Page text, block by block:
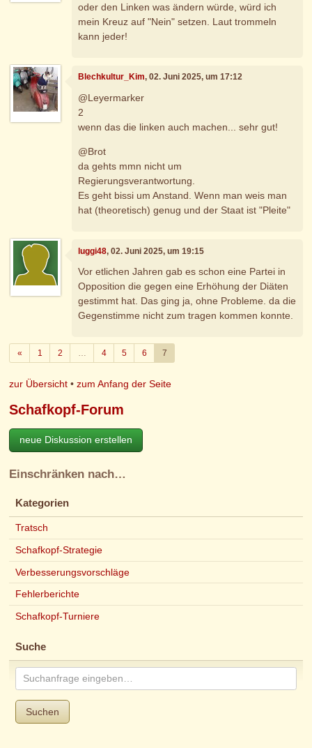
oder den Linken was ändern würde, würd ich
mein Kreuz auf "Nein" setzen. Laut trommeln
kann jeder!
Blechkultur_Kim, 02. Juni 2025, um 17:12
@Leyermarker
2
wenn das die linken auch machen... sehr gut!
@Brot
da gehts mmn nicht um
Regierungsverantwortung.
Es geht bissi um Anstand. Wenn man weis man
hat (theoretisch) genug und der Staat ist "Pleite"
luggi48, 02. Juni 2025, um 19:15
Vor etlichen Jahren gab es schon eine Partei in
Opposition die gegen eine Erhöhung der Diäten
gestimmt hat. Das ging ja, ohne Probleme. da die
Gegenstimme nicht zum tragen kommen konnte.
«Zurück
1 2 … 4 5 6 7
zur Übersicht •zum Anfang der Seite
Schafkopf-Forum
neue Diskussion erstellen
Einschränken nach…
Kategorien
Tratsch
Schafkopf-Strategie
Verbesserungsvorschläge
Fehlerberichte
Schafkopf-Turniere
Suche
Suchen